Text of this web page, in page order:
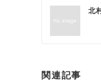
投
ナ
ゲ
北
関連記事